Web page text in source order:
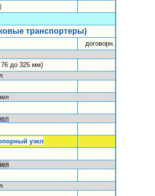
транспортеры)
договорн.
76 до 325 мм)
узел